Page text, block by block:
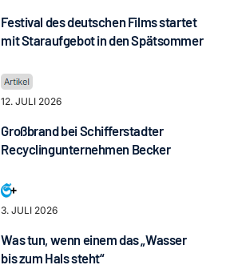
Festival des deutschen Films startet
mit Staraufgebot in den Spätsommer
12. JULI 2026
Großbrand bei Schifferstadter
Recyclingunternehmen Becker
3. JULI 2026
Was tun, wenn einem das „Wasser
bis zum Hals steht“